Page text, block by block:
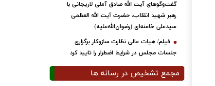
گفت‌وگوهای آیت ‌الله صادق آملی لاریجانی با
رهبر شهید انقلاب، حضرت آیت‌ الله العظمی
سیدعلی خامنه‌ای (رضوان‌الله‌علیه)
فیلم/ هیات عالی نظارت سازوکار برگزاری
جلسات مجلس در شرایط اضطرار را تایید کرد
مجمع تشخیص در رسانه ها